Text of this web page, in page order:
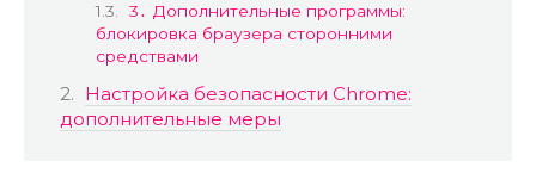
3․ Дополнительные программы:
блокировка браузера сторонними
средствами
Настройка безопасности Chrome:
дополнительные меры